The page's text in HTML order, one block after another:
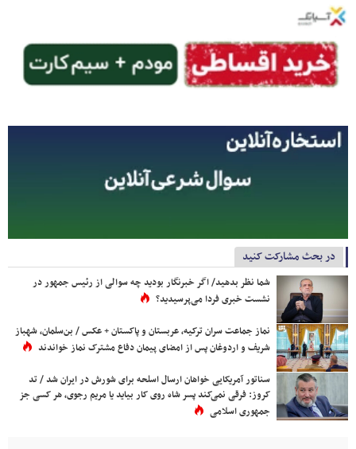
در بحث مشارکت کنید
شما نظر بدهید/ اگر خبرنگار بودید چه سوالی از رئیس جمهور در
نشست خبری فردا می‌پرسیدید؟
نماز جماعت سران ترکیه، عربستان و پاکستان + عکس / بن‌سلمان، شهباز
شریف و اردوغان پس از امضای پیمان دفاع مشترک نماز خواندند
سناتور آمریکایی خواهان ارسال اسلحه برای شورش در ایران شد / تد
کروز: فرقی نمی‌کند پسر شاه روی کار بیاید یا مریم رجوی، هر کسی جز
جمهوری اسلامی